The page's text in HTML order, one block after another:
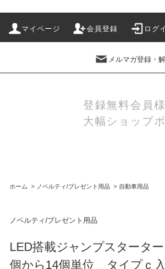
マイページ 会員登録 ログ
メルマガ登録・
登録無料会員
大幅ショップ
ホーム > ノベルティ/プレゼント用品 > 自動車用品
ノベルティ/プレゼント用品
LED搭載ジャンプスタータ
個から14個単位 タイプｃ